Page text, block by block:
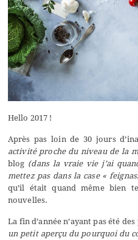
Hello 2017 !
Après pas loin de 30 jours
activité proche du niveau de la
blog (dans la vraie vie j’ai
mettez pas dans la case «
qu’il était quand même bien
nouvelles.
La fin d’année n’ayant pas été
un petit aperçu du pourquoi du